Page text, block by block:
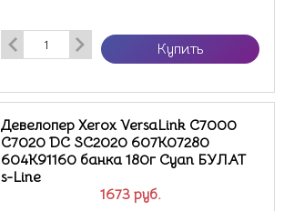
Купить
1673 руб.
Девелопер Xerox VersaLink C7000
C7020 DC SC2020 607K07280
604K91160 банка 180г Cyan БУЛАТ
s-Line